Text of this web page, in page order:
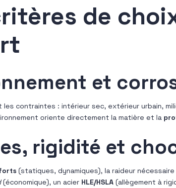
de
et
les contraintes : intérieur sec, extérieur urbain,
oriente directement la matière et la
rigidité et
(statiques, dynamiques), la raideur
(économique), un acier HLE/HSLA (allègement à